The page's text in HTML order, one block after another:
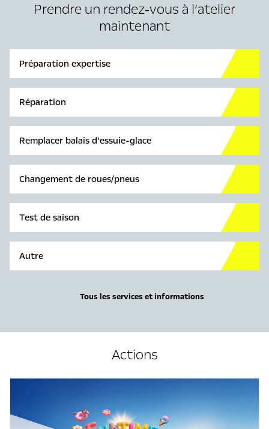
Prendre un rendez-vous à l’atelier
maintenant
Préparation expertise
Réparation
Remplacer balais d’essuie-glace
Changement de roues/pneus
Test de saison
Autre
Tous les services et informations
Actions